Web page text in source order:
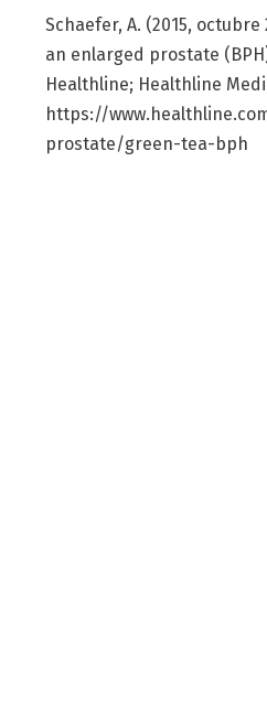
Schaefer, A. (2015,
an enlarged prostate
Healthline; Healthline
https://
prostate/green-tea-bph